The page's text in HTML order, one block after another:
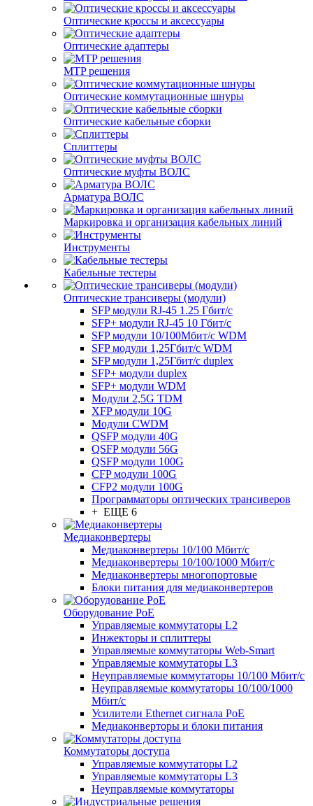
Оптические кроссы и аксессуары
Оптические адаптеры
MTP решения
Оптические коммутационные шнуры
Оптические кабельные сборки
Сплиттеры
Оптические муфты ВОЛС
Арматура ВОЛС
Маркировка и организация кабельных линий
Инструменты
Кабельные тестеры
Оптические трансиверы (модули)
SFP модули RJ-45 1.25 Гбит/c
SFP+ модули RJ-45 10 Гбит/c
SFP модули 10/100Мбит/с WDM
SFP модули 1,25Гбит/с WDM
SFP модули 1,25Гбит/с duplex
SFP+ модули duplex
SFP+ модули WDM
Модули 2,5G TDM
XFP модули 10G
Модули CWDM
QSFP модули 40G
QSFP модули 56G
QSFP модули 100G
CFP модули 100G
CFP2 модули 100G
Программаторы оптических трансиверов
+ ЕЩЕ 6
Медиаконвертеры
Медиаконвертеры 10/100 Мбит/с
Медиаконвертеры 10/100/1000 Мбит/c
Медиаконвертеры многопортовые
Блоки питания для медиаконвертеров
Оборудование PoE
Управляемые коммутаторы L2
Инжекторы и сплиттеры
Управляемые коммутаторы Web-Smart
Управляемые коммутаторы L3
Неуправляемые коммутаторы 10/100 Мбит/с
Неуправляемые коммутаторы 10/100/1000
Мбит/с
Усилители Ethernet сигнала PoE
Медиаконверторы и блоки питания
Коммутаторы доступа
Управляемые коммутаторы L2
Управляемые коммутаторы L3
Неуправляемые коммутаторы